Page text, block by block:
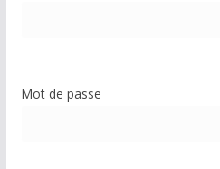
Mot de passe